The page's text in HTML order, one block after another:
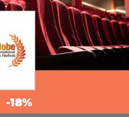
-18%